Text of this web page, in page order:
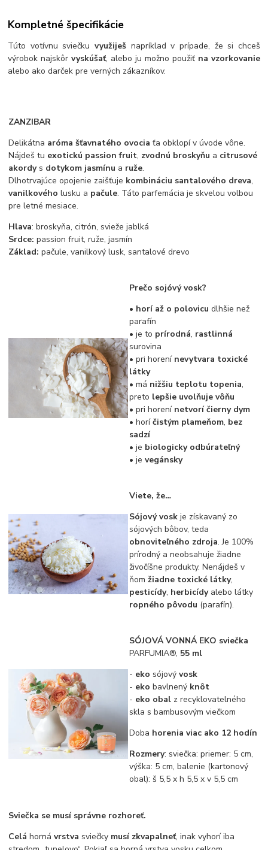
Kompletné špecifikácie
Túto votívnu sviečkuvyužiješ napríklad v prípade, že si chceš
výrobok najskôrvyskúšať, alebo ju možno použiťna vzorkovanie
alebo ako darček pre verných zákazníkov.
ZANZIBAR
Delikátna aróma šťavnatého ovocia ťa obklopí v úvode vône.
Nájdeš tu exotickú passion fruit, zvodnú broskyňu a citrusové
akordys dotykom jasmínu a ruže.
Dlhotrvajúce opojenie zaišťuje kombináciu santalového dreva,
vanilkového lusku a pačule. Táto parfemácia je skvelou volbou
pre letné mesiace.
Hlava: broskyňa, citrón, svieže jablká
Srdce: passion fruit, ruže, jasmín
Základ: pačule, vanilkový lusk, santalové drevo
Prečo sojóvý vosk?
• horí až o polovicu dlhšie než
parafín
• je to prírodná, rastlinná
surovina
• pri horení nevytvara toxické
látky
• má nižšiu teplotu topenia,
preto lepšie uvolňuje vôňu
• pri horení netvorí čierny dym
• horíčistým plameňom, bez
sadzí
• je biologicky odbúrateľný
• jevegánsky
Viete, že…
Sójový vosk je získavaný zo
sójových bôbov, teda
obnoviteľného zdroja. Je 100%
prírodný a neobsahuje žiadne
živočíšne produkty. Nenájdeš v
ňomžiadne toxické látky,
pesticídy, herbicídyalebo látky
ropného pôvodu (parafín).
SÓJOVÁ VONNÁ EKO sviečka
PARFUMIA®, 55 ml
- eko sójovývosk
- eko bavlnený knôt
- eko obal z recyklovatelného
skla s bambusovým viečkom
Doba horenia viac ako 12 hodín
Rozmery: sviečka: priemer: 5 cm,
výška: 5 cm, balenie (kartonový
obal): š 5,5 x h 5,5 x v 5,5 cm
Sviečka se musí správne rozhoreť.
Celá hornávrstva sviečky musí zkvapalneť, inak vyhorí iba